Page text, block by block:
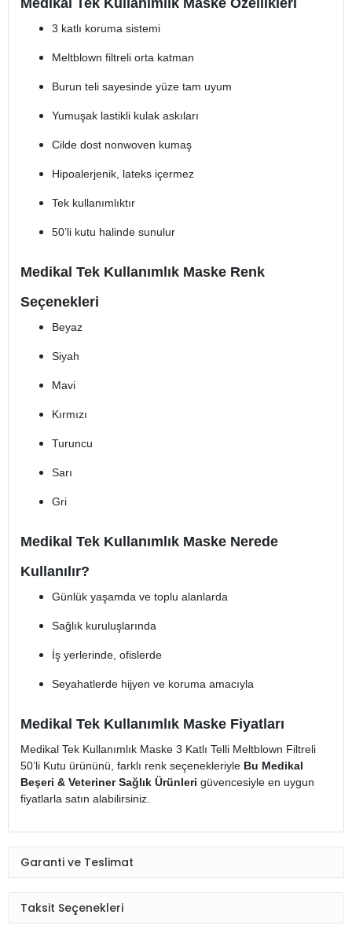
Medikal Tek Kullanımlık Maske Özellikleri
3 katlı koruma sistemi
Meltblown filtreli orta katman
Burun teli sayesinde yüze tam uyum
Yumuşak lastikli kulak askıları
Cilde dost nonwoven kumaş
Hipoalerjenik, lateks içermez
Tek kullanımlıktır
50’li kutu halinde sunulur
Medikal Tek Kullanımlık Maske Renk
Seçenekleri
Beyaz
Siyah
Mavi
Kırmızı
Turuncu
Sarı
Gri
Medikal Tek Kullanımlık Maske Nerede
Kullanılır?
Günlük yaşamda ve toplu alanlarda
Sağlık kuruluşlarında
İş yerlerinde, ofislerde
Seyahatlerde hijyen ve koruma amacıyla
Medikal Tek Kullanımlık Maske Fiyatları
Medikal Tek Kullanımlık Maske 3 Katlı Telli Meltblown Filtreli
50’li Kutu ürününü, farklı renk seçenekleriyle Bu Medikal
Beşeri & Veteriner Sağlık Ürünleri güvencesiyle en uygun
fiyatlarla satın alabilirsiniz.
Garanti ve Teslimat
Taksit Seçenekleri